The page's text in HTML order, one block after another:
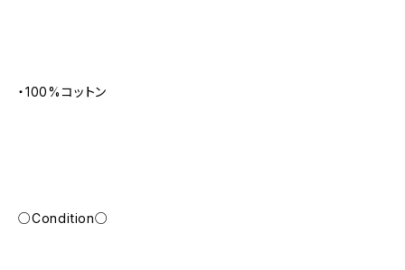
・100%コットン
○Condition○